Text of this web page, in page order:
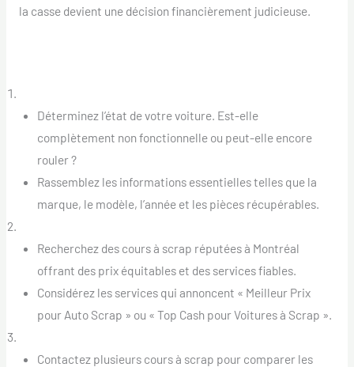
la casse devient une décision financièrement judicieuse.
Déterminez l’état de votre voiture. Est-elle
complètement non fonctionnelle ou peut-elle encore
rouler ?
Rassemblez les informations essentielles telles que la
marque, le modèle, l’année et les pièces récupérables.
Recherchez des cours à scrap réputées à Montréal
offrant des prix équitables et des services fiables.
Considérez les services qui annoncent « Meilleur Prix
pour Auto Scrap » ou « Top Cash pour Voitures à Scrap ».
Contactez plusieurs cours à scrap pour comparer les